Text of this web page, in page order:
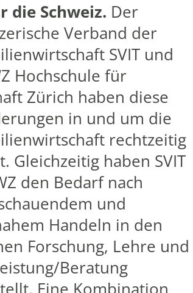
die Schweiz. Der
Verband der
SVIT und
Hochschule für
Zürich haben diese
in und um die
rechtzeitig
Gleichzeitig haben SVIT
den Bedarf nach
und
Handeln in den
Forschung, Lehre und
Beratung